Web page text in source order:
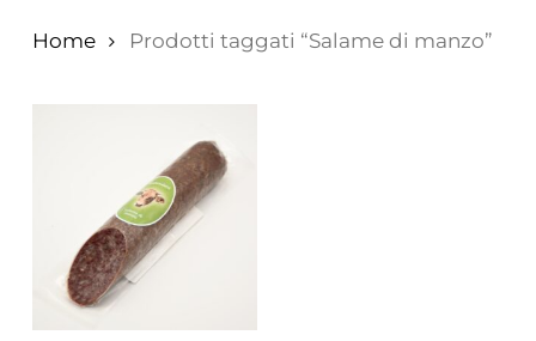
Home Prodotti taggati “Salame di manzo”